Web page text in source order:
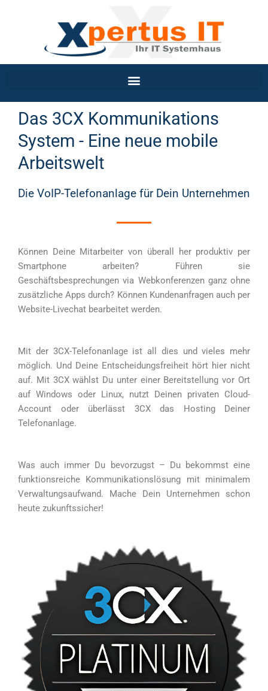
Das 3CX Kommunikations
System - Eine neue mobile
Arbeitswelt
Die VoIP-Telefonanlage für Dein Unternehmen
Können Deine Mitarbeiter von überall her produktiv per
Smartphone arbeiten? Führen sie
Geschäftsbesprechungen via Webkonferenzen ganz ohne
zusätzliche Apps durch? Können Kundenanfragen auch per
Website-Livechat bearbeitet werden.
Mit der 3CX-Telefonanlage ist all dies und vieles mehr
möglich. Und Deine Entscheidungsfreiheit hört hier nicht
auf. Mit 3CX wählst Du unter einer Bereitstellung vor Ort
auf Windows oder Linux, nutzt Deinen privaten Cloud-
Account oder überlässt 3CX das Hosting Deiner
Telefonanlage.
Was auch immer Du bevorzugst – Du bekommst eine
funktionsreiche Kommunikationslösung mit minimalem
Verwaltungsaufwand. Mache Dein Unternehmen schon
heute zukunftssicher!